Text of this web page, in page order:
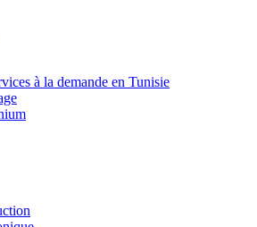
à la demande en Tunisie